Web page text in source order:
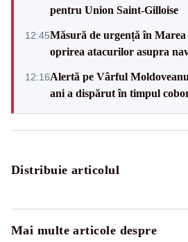
pentru Union Saint-Gilloise
12:45Măsură de urgență în
oprirea atacurilor asupra
12:16Alertă pe Vârful
ani a dispărut în timpul
Distribuie articolul
Mai multe articole despre